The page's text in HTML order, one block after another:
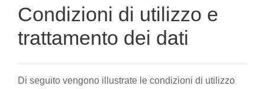
Condizioni di utilizzo e
trattamento dei dati
Di seguito vengono illustrate le condizioni di utilizzo